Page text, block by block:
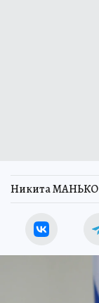
Никита МАНЬКО